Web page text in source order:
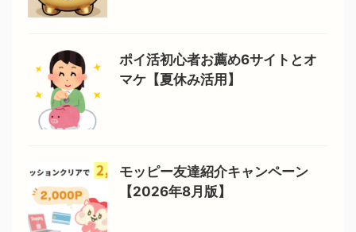
ポイ活初心者お薦め6サイトとオ
マケ【夏休み活用】
モッピー友達紹介キャンペーン
【2026年8月版】